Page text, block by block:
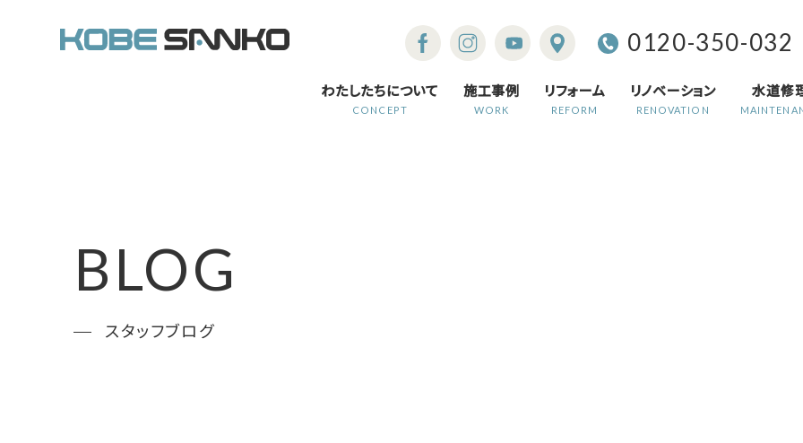
0120-350-032
わたしたちについて
CONCEPT
施工事例
WORK
リフォーム
REFORM
リノベーション
RENOVATION
水道修
BLOG
スタッフブログ